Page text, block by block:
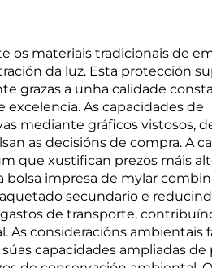
os materiais tradicionais de
da luz. Esta protección
grazas a unha calidade
As capacidades de
mediante gráficos vistosos,
as decisións de compra. A
que xustifican prezos máis
bolsa impresa de mylar
secundario e
de transporte,
consideracións ambientais
capacidades ampliadas